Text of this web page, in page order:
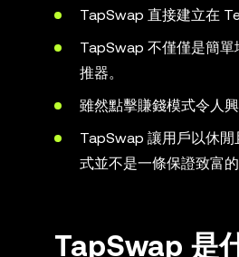
TapSwap 直接建立在
TapSwap 不僅僅是簡
推器。
雖然點擊賺錢模式令人
TapSwap 讓用戶以休
式並不是一條保證致富的
TapSwap 是